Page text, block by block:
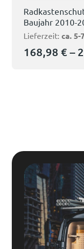
Baujahr 2010-
Lieferzeit: ca. 5-
168,98 € –